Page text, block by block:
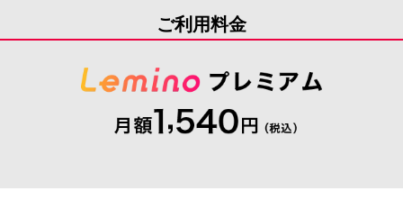
ご利用料金